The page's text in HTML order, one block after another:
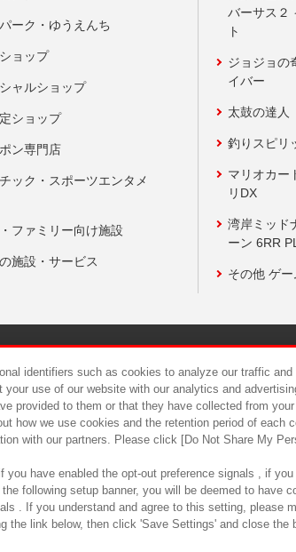
ーク・ゆうえんち
ョップ
ャルショップ
ショップ
ン専門店
ック・スポーツエンタメ
ファミリー向け施設
施設・サービス
バーサス２
ト
ジョジョの
イバー
太鼓の達人
釣りスピリ
マリオカー
リDX
湾岸ミッド
ーン 6RR
その他 ゲ
食品のご提供につ
identifiers such as cookies to analyze our traffic
your use of our website with our analytics and
provided to them or that they have collected from
how we use cookies and the retention period of each
with our partners. Please click [Do Not Share My
you have enabled the opt-out preference signals , if
following setup banner, you will be deemed to have
. If you understand and agree to this setting, please
the link below, then click 'Save Settings' and close the